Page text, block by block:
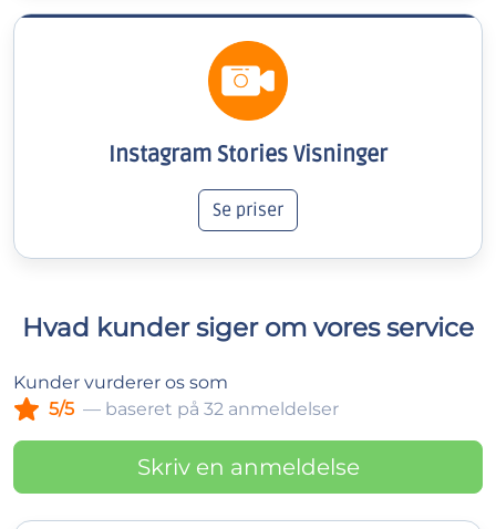
Instagram Stories Visninger
Se priser
Hvad kunder siger om vores service
Kunder vurderer os som
5/5 — baseret på 32 anmeldelser
Skriv en anmeldelse